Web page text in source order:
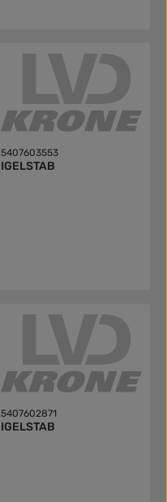
5407603553
IGELSTAB
5407602871
IGELSTAB